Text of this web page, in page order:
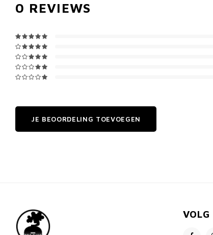
0 REVIEWS
JE BEOORDELING TOEVOEGEN
VOLG